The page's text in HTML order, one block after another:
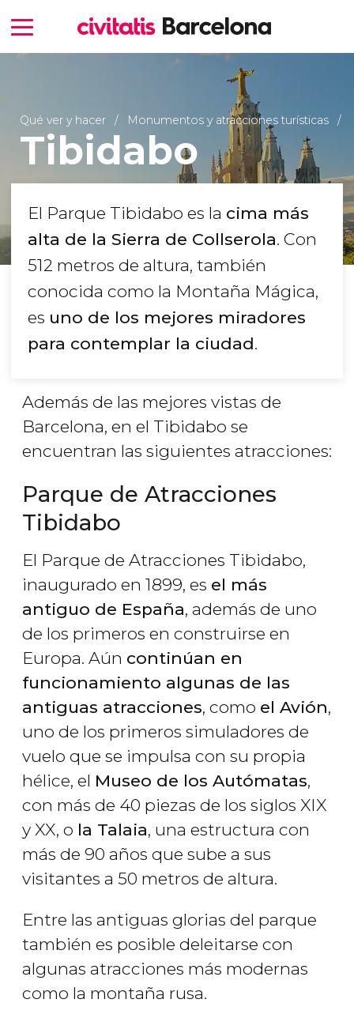
Qué ver y hacer Monumentos y atracciones turísticas
Tibidabo
El Parque Tibidabo es la cima más
alta de la Sierra de Collserola. Con
512 metros de altura, también
conocida como la Montaña Mágica,
es uno de los mejores miradores
para contemplar la ciudad.
Además de las mejores vistas de
Barcelona, en el Tibidabo se
encuentran las siguientes atracciones:
Parque de Atracciones
Tibidabo
El Parque de Atracciones Tibidabo,
inaugurado en 1899, es el más
antiguo de España, además de uno
de los primeros en construirse en
Europa. Aún continúan en
funcionamiento algunas de las
antiguas atracciones, como el Avión,
uno de los primeros simuladores de
vuelo que se impulsa con su propia
hélice, el Museo de los Autómatas,
con más de 40 piezas de los siglos XIX
y XX, o la Talaia, una estructura con
más de 90 años que sube a sus
visitantes a 50 metros de altura.
Entre las antiguas glorias del parque
también es posible deleitarse con
algunas atracciones más modernas
como la montaña rusa.